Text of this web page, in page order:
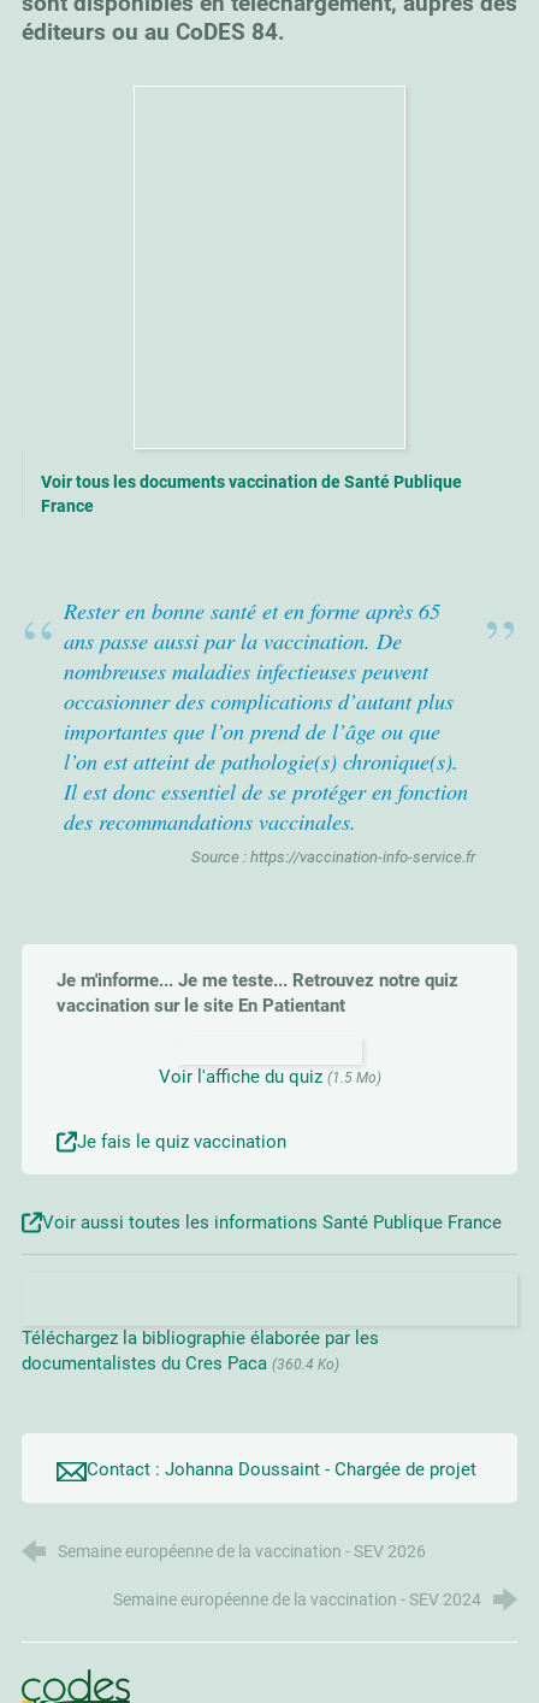
éditeurs ou au CoDES 84.
Voir tous les documents vaccination de Santé Publique
France
Rester en bonne santé et en forme après 65
ans passe aussi par la vaccination. De
nombreuses maladies infectieuses peuvent
occasionner des complications d’autant plus
importantes que l’on prend de l’âge ou que
l’on est atteint de pathologie(s) chronique(s).
Il est donc essentiel de se protéger en fonction
des recommandations vaccinales.
Source : https://vaccination-info-service.fr
Je m'informe... Je me teste... Retrouvez notre quiz
vaccination sur le site En Patientant
Voir l'affiche du quiz (1.5 Mo)
Je fais le quiz vaccination
Voir aussi toutes les informations Santé Publique France
Téléchargez la bibliographie élaborée par les
documentalistes du Cres Paca (360.4 Ko)
Contact : Johanna Doussaint - Chargée de projet
Semaine européenne de la vaccination - SEV 2026
Semaine européenne de la vaccination - SEV 2024
CoDES 84